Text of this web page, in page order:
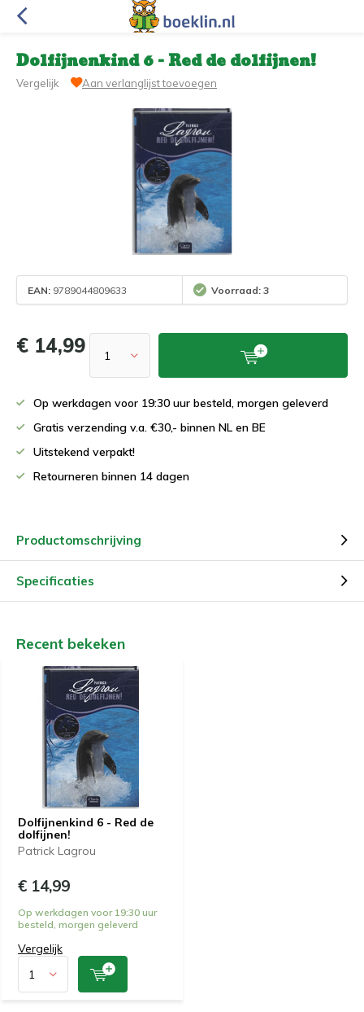
Dolfijnenkind 6 - Red de dolfijnen!
Vergelijk Aan verlanglijst toevoegen
EAN: 9789044809633 Voorraad: 3
€ 14,99
Op werkdagen voor 19:30 uur besteld, morgen geleverd
Gratis verzending v.a. €30,- binnen NL en BE
Uitstekend verpakt!
Retourneren binnen 14 dagen
Productomschrijving
Specificaties
Recent bekeken
Dolfijnenkind 6 - Red de
dolfijnen!
Patrick Lagrou
€ 14,99
Op werkdagen voor 19:30 uur
besteld, morgen geleverd
Vergelijk